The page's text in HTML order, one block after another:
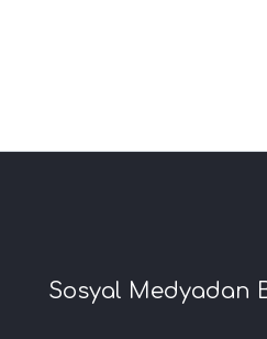
Sosyal Medyadan